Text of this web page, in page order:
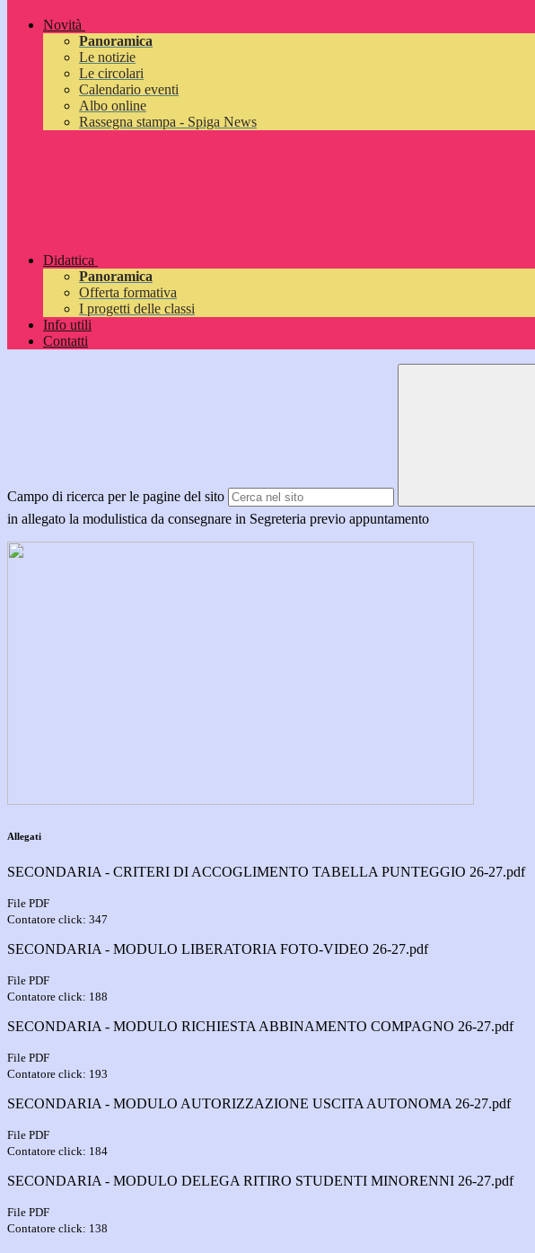
Novità
Panoramica
Le notizie
Le circolari
Calendario eventi
Albo online
Rassegna stampa - Spiga News
Didattica
Panoramica
Offerta formativa
I progetti delle classi
Info utili
Contatti
Campo di ricerca per le pagine del sito
in allegato la modulistica da consegnare in Segreteria previo appuntamento
Allegati
SECONDARIA - CRITERI DI ACCOGLIMENTO TABELLA PUNTEGGIO 26-27.pdf
File PDF
Contatore click: 347
SECONDARIA - MODULO LIBERATORIA FOTO-VIDEO 26-27.pdf
File PDF
Contatore click: 188
SECONDARIA - MODULO RICHIESTA ABBINAMENTO COMPAGNO 26-27.pdf
File PDF
Contatore click: 193
SECONDARIA - MODULO AUTORIZZAZIONE USCITA AUTONOMA 26-27.pdf
File PDF
Contatore click: 184
SECONDARIA - MODULO DELEGA RITIRO STUDENTI MINORENNI 26-27.pdf
File PDF
Contatore click: 138